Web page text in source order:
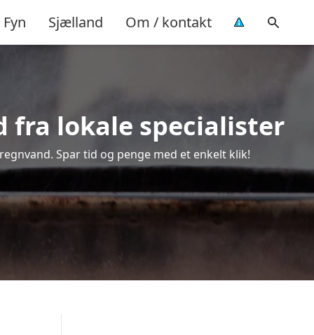
Fyn Sjælland Om / kontakt
fra lokale specialister
Spar tid og penge med et enkelt klik!